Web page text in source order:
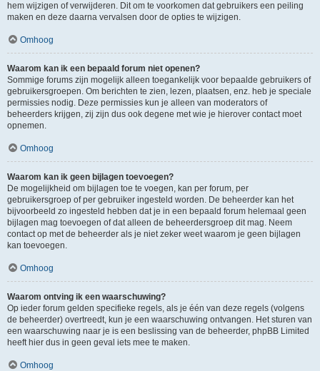
hem wijzigen of verwijderen. Dit om te voorkomen dat gebruikers een peiling
maken en deze daarna vervalsen door de opties te wijzigen.
Omhoog
Waarom kan ik een bepaald forum niet openen?
Sommige forums zijn mogelijk alleen toegankelijk voor bepaalde gebruikers of
gebruikersgroepen. Om berichten te zien, lezen, plaatsen, enz. heb je speciale
permissies nodig. Deze permissies kun je alleen van moderators of
beheerders krijgen, zij zijn dus ook degene met wie je hierover contact moet
opnemen.
Omhoog
Waarom kan ik geen bijlagen toevoegen?
De mogelijkheid om bijlagen toe te voegen, kan per forum, per
gebruikersgroep of per gebruiker ingesteld worden. De beheerder kan het
bijvoorbeeld zo ingesteld hebben dat je in een bepaald forum helemaal geen
bijlagen mag toevoegen of dat alleen de beheerdersgroep dit mag. Neem
contact op met de beheerder als je niet zeker weet waarom je geen bijlagen
kan toevoegen.
Omhoog
Waarom ontving ik een waarschuwing?
Op ieder forum gelden specifieke regels, als je één van deze regels (volgens
de beheerder) overtreedt, kun je een waarschuwing ontvangen. Het sturen van
een waarschuwing naar je is een beslissing van de beheerder, phpBB Limited
heeft hier dus in geen geval iets mee te maken.
Omhoog